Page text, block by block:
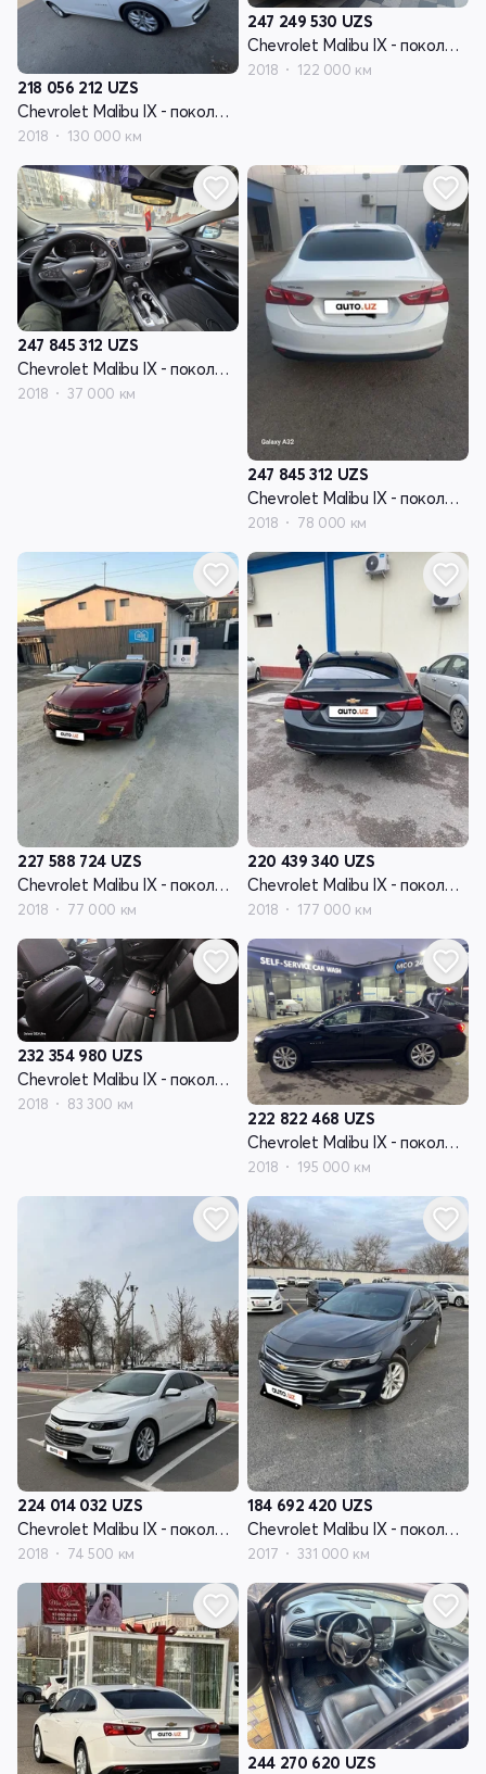
218 056 212 UZS
Chevrolet Malibu IX - поколение
2018 130 000 км
247 249 530 UZS
Chevrolet Malibu IX - поколение
2018 122 000 км
247 845 312 UZS
Chevrolet Malibu IX - поколение
2018 37 000 км
247 845 312 UZS
Chevrolet Malibu IX - поколение
2018 78 000 км
227 588 724 UZS
Chevrolet Malibu IX - поколение
2018 77 000 км
220 439 340 UZS
Chevrolet Malibu IX - поколение
2018 177 000 км
232 354 980 UZS
Chevrolet Malibu IX - поколение
2018 83 300 км
222 822 468 UZS
Chevrolet Malibu IX - поколение
2018 195 000 км
224 014 032 UZS
Chevrolet Malibu IX - поколение
2018 74 500 км
184 692 420 UZS
Chevrolet Malibu IX - поколение
2017 331 000 км
244 270 620 UZS